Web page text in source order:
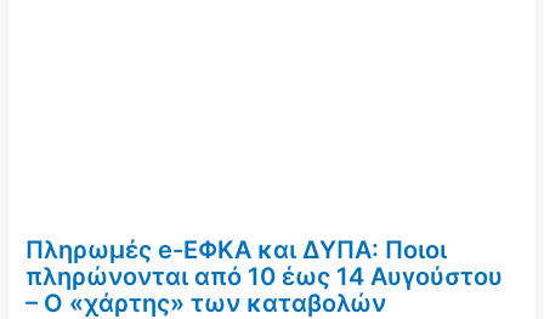
Πληρωμές e-ΕΦΚΑ και ΔΥΠΑ: Ποιοι
πληρώνονται από 10 έως 14 Αυγούστου
– Ο «χάρτης» των καταβολών